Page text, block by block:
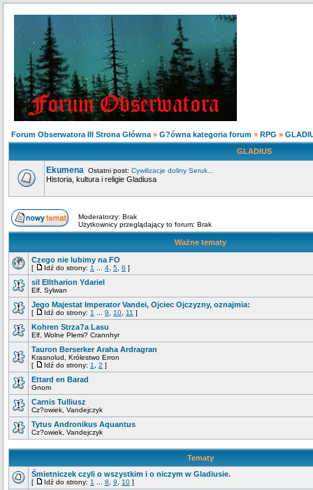
Forum Obserwatora III Strona Główna » G?ówna kategoria forum » RPG »
GLADIUS
Ekumena Ostatni post: Cywilizacje doliny Seruk...
Historia, kultura i religie Gladiusa
Moderatorzy: Brak
Użytkownicy przeglądający to forum: Brak
Ważne tematy
Czego nie lubimy na FO
[ Idź do strony: 1 4 5 6 ]
sil Elltharion Ydariel
Elf, Sylwan
Jego Majestat Imperator Vandei, Ojciec Ojczyzny, oznajmia:
[ Idź do strony: 1 9 10 11 ]
Kohren Strza?a Lasu
Elf, Wolne Plemi? Crannhyr
Tauron Berserker Araha Ardragran
Krasnolud, Królestwo Erron
[
Idź do strony: 1 2 ]
Ettard en Barad
Gnom
Carnis Tulliusz
Cz?owiek, Vandejczyk
Tytus Andronikus Aquantus
Cz?owiek, Vandejczyk
Tematy
Śmietniczek czyli o wszystkim i o niczym w Gladiusie.
[ Idź do strony: 1 8 9 10 ]